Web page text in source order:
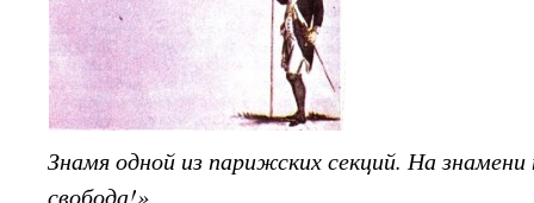
Знамя одной из парижских секций. На
свобода!»